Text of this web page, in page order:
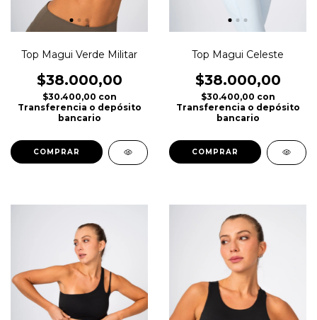
Top Magui Verde Militar
$38.000,00
$30.400,00 con
Transferencia o depósito
bancario
COMPRAR
Top Magui Celeste
$38.000,00
$30.400,00 con
Transferencia o depósito
bancario
COMPRAR